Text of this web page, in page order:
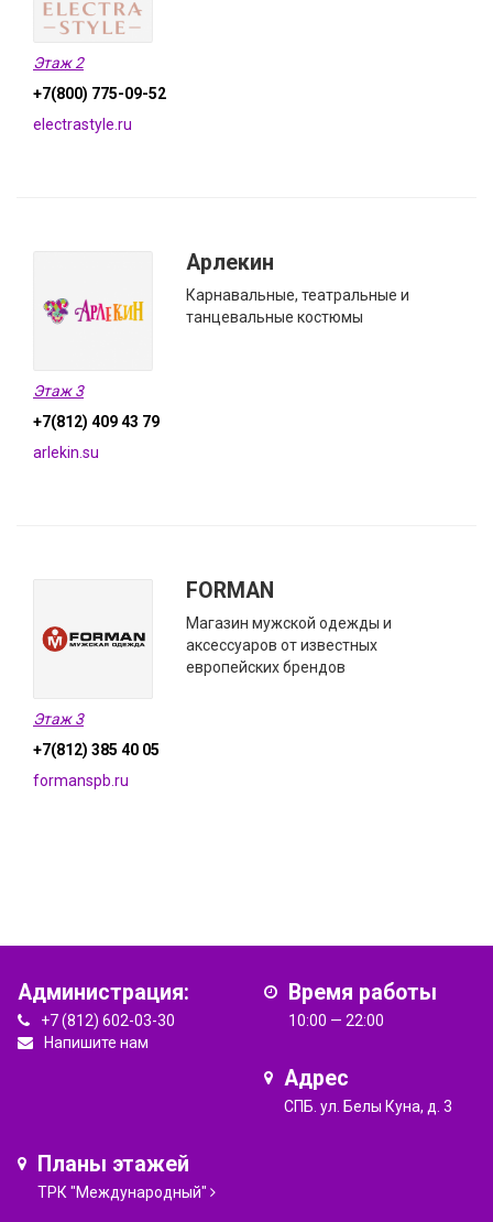
Этаж 2
+7(800) 775-09-52
electrastyle.ru
Арлекин
Карнавальные, театральные и
танцевальные костюмы
Этаж 3
+7(812) 409 43 79
arlekin.su
FORMAN
Магазин мужской одежды и
аксессуаров от известных
европейских брендов
Этаж 3
+7(812) 385 40 05
formanspb.ru
Администрация:
+7 (812) 602-03-30
Напишите нам
Время работы
10:00 — 22:00
Адрес
СПБ. ул. Белы Куна, д. 3
Планы этажей
ТРК "Международный"